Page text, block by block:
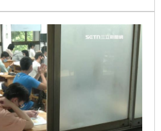
測驗研究發展中心稍早公布五科
答案以國中教育會考網站公布為